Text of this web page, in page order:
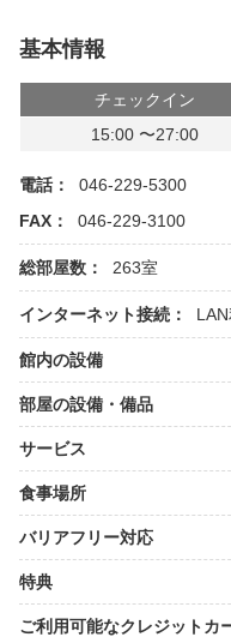
基本情報
チェックイン
15:00 〜27:00
電話：
046-229-5300
FAX：
046-229-3100
総部屋数： 263室
インターネット接続：
館内の設備
部屋の設備・備品
サービス
食事場所
バリアフリー対応
特典
ご利用可能なクレジットカ